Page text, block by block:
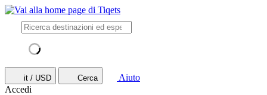
it / USD Cerca
Aiuto
Accedi